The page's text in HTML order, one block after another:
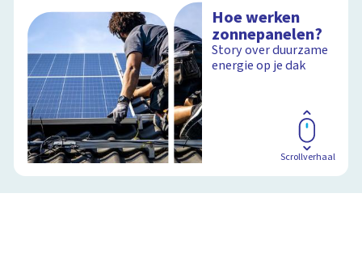
Hoe werken
zonnepanelen?
Story over duurzame
energie op je dak
Scrollverhaal